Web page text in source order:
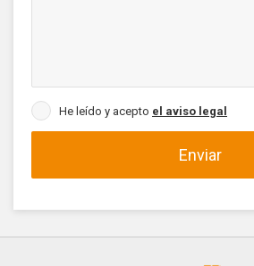
He leído y acepto el aviso legal
Enviar